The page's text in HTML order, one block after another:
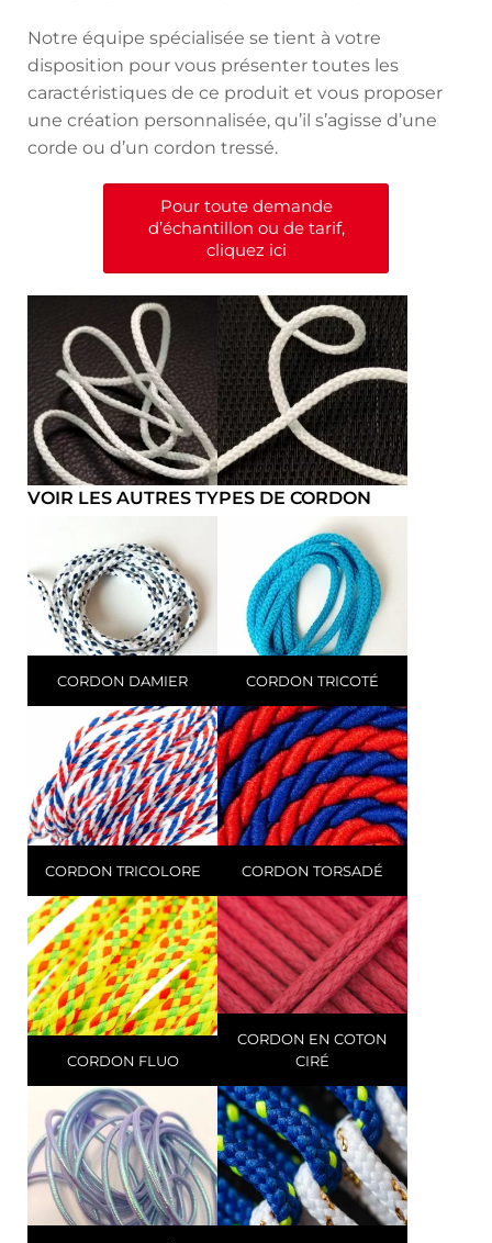
Notre équipe spécialisée se tient à votre
disposition pour vous présenter toutes les
caractéristiques de ce produit et vous proposer
une création personnalisée, qu’il s’agisse d’une
corde ou d’un cordon tressé.
Pour toute demande
d’échantillon ou de tarif,
cliquez ici
VOIR LES AUTRES TYPES DE CORDON
CORDON DAMIER CORDON TRICOTÉ
CORDON TRICOLORE CORDON TORSADÉ
CORDON FLUO
CORDON EN COTON
CIRÉ